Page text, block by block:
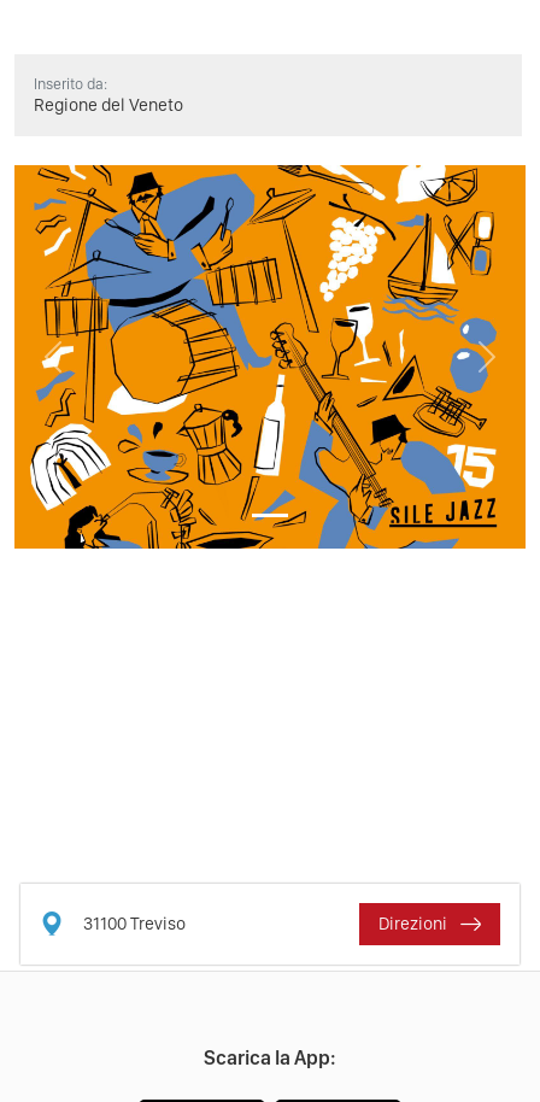
Inserito da:
Regione del Veneto
Previous Next
31100Treviso Direzioni
Scarica la App: